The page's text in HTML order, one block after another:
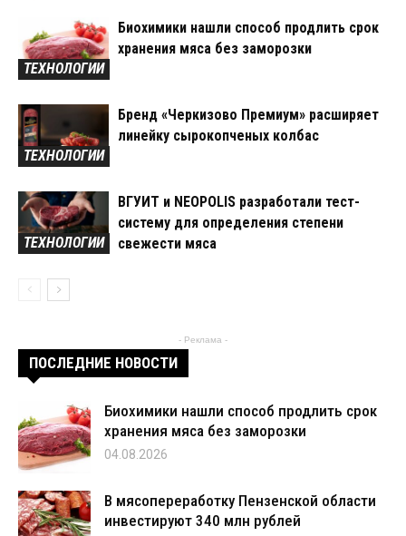
ТЕХНОЛОГИИ
Биохимики нашли способ продлить срок
хранения мяса без заморозки
ТЕХНОЛОГИИ
Бренд «Черкизово Премиум» расширяет
линейку сырокопченых колбас
ТЕХНОЛОГИИ
ВГУИТ и NEOPOLIS разработали тест-
систему для определения степени
свежести мяса
- Реклама -
ПОСЛЕДНИЕ НОВОСТИ
Биохимики нашли способ продлить срок
хранения мяса без заморозки
04.08.2026
В мясопереработку Пензенской области
инвестируют 340 млн рублей